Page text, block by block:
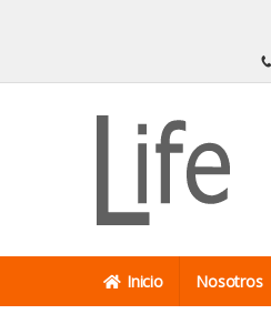
Inicio Nosotros